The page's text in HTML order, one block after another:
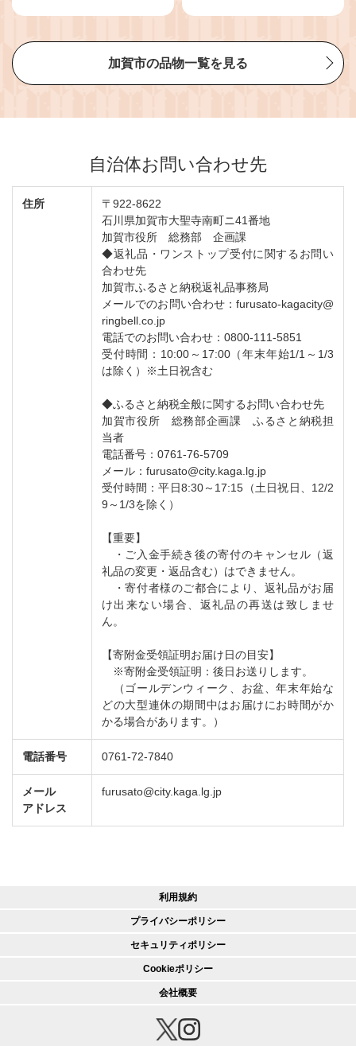
万円 15000円 F6P-2027
円 15000円 F6P-2029
加賀市の品物一覧を見る
自治体お問い合わせ先
住所
〒922-8622
石川県加賀市大聖寺南町ニ41番地
加賀市役所 総務部 企画課
◆返礼品・ワンストップ受付に関するお問い
合わせ先
加賀市ふるさと納税返礼品事務局
メールでのお問い合わせ：furusato-kagacity@
ringbell.co.jp
電話でのお問い合わせ：0800-111-5851
受付時間：10:00～17:00（年末年始1/1～1/3
は除く）※土日祝含む
◆ふるさと納税全般に関するお問い合わせ先
加賀市役所 総務部企画課 ふるさと納税担
当者
電話番号：0761-76-5709
メール：furusato@city.kaga.lg.jp
受付時間：平日8:30～17:15（土日祝日、12/2
9～1/3を除く）
【重要】
・ご入金手続き後の寄付のキャンセル（返
礼品の変更・返品含む）はできません。
・寄付者様のご都合により、返礼品がお届
け出来ない場合、返礼品の再送は致しませ
ん。
【寄附金受領証明お届け日の目安】
※寄附金受領証明：後日お送りします。
（ゴールデンウィーク、お盆、年末年始な
どの大型連休の期間中はお届けにお時間がか
かる場合があります。）
電話番号 0761-72-7840
メール
アドレス
furusato@city.kaga.lg.jp
利用規約
プライバシーポリシー
セキュリティポリシー
Cookieポリシー
会社概要